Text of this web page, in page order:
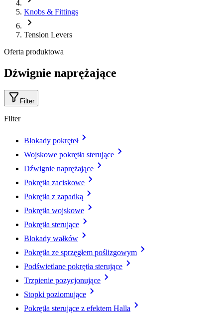
Knobs & Fittings
Tension Levers
Oferta produktowa
Dźwignie naprężające
Filter
Filter
Blokady pokręteł
Wojskowe pokrętła sterujące
Dźwignie naprężające
Pokrętła zaciskowe
Pokrętła z zapadką
Pokrętła wojskowe
Pokrętła sterujące
Blokady wałków
Pokrętła ze sprzęgłem poślizgowym
Podświetlane pokrętła sterujące
Trzpienie pozycjonujące
Stopki poziomujące
Pokrętła sterujące z efektem Halla